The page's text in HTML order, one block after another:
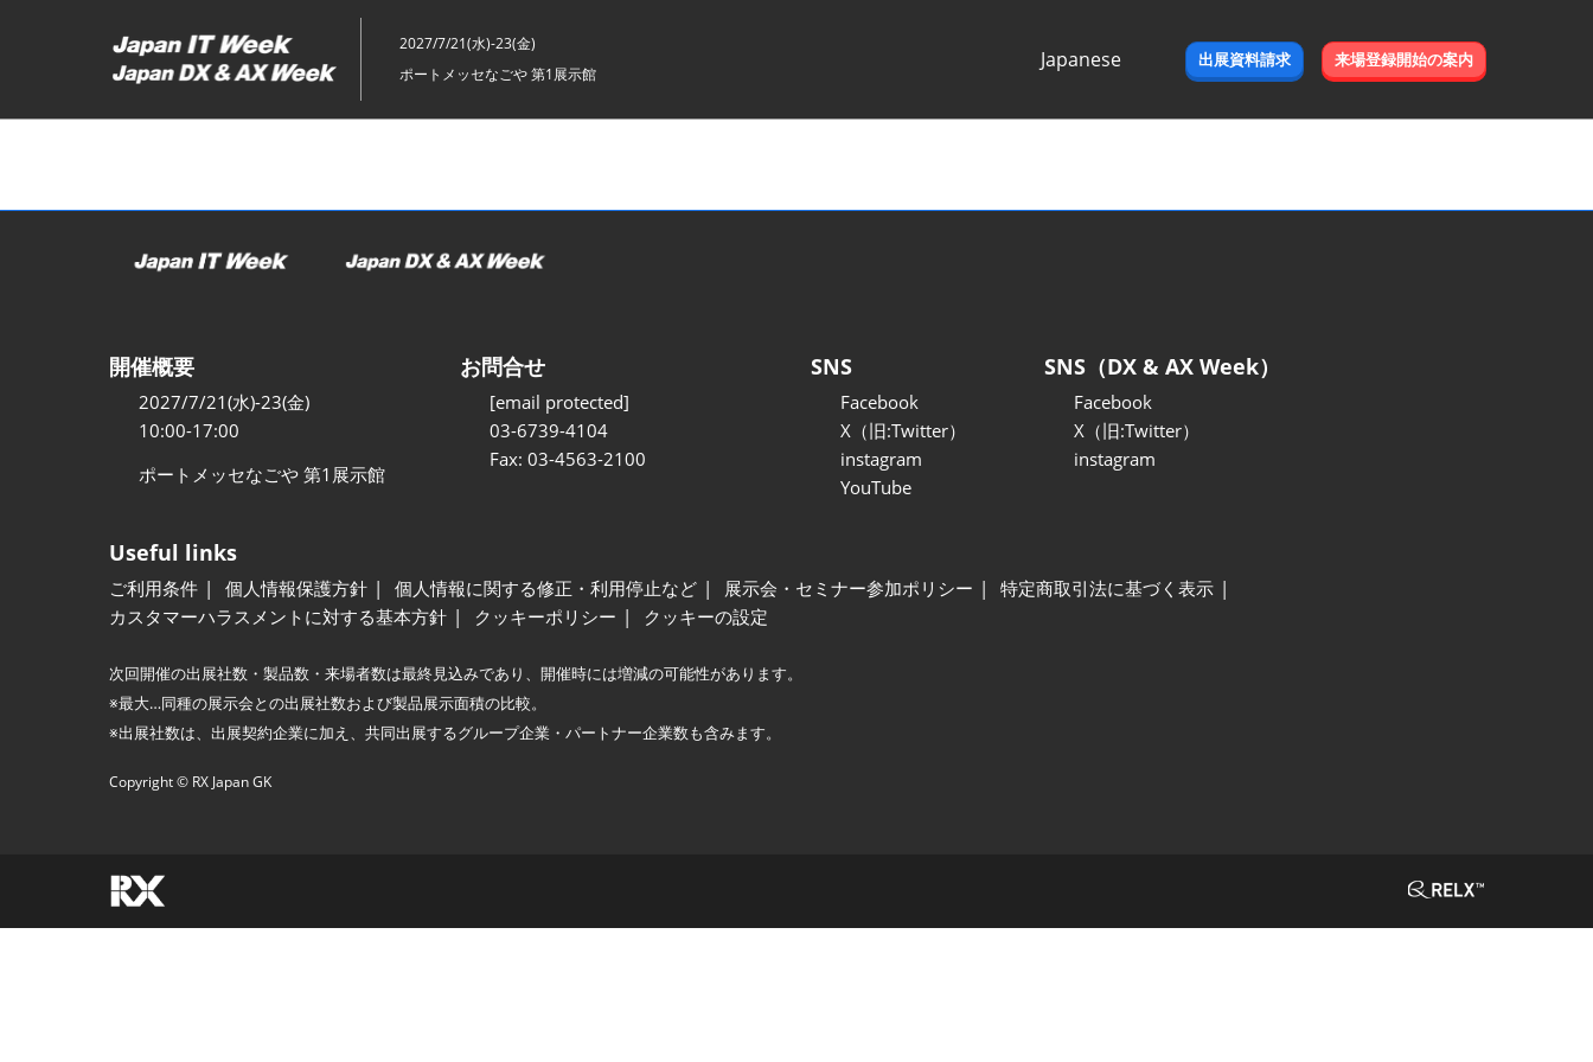
キ
ッ
2027/7/21(水)-23(金)
ポートメッセなごや 第1展示館
Japanese
出展資料請求 来場登録開始の案内
開催概要
2027/7/21(水)-23(金)
10:00-17:00
ポートメッセなごや 第1展示館
お問合せ
[email protected]
03-6739-4104
Fax: 03-4563-2100
SNS
Facebook
X（旧:Twitter）
instagram
YouTube
SNS（DX & AX Week）
Facebook
X（旧:Twitter）
instagram
Useful links
ご利用条件 個人情報保護方針 個人情報に関する修正・利用停止など 展示会・セミナー参加ポリシー
特定商取引法に基づく表示
カスタマーハラスメントに対する基本方針
クッキーポリシー クッキーの設定
次回開催の出展社数・製品数・来場者数は最終見込みであり、開催時には増減の可能性があります。
※最大…同種の展示会との出展社数および製品展示面積の比較。
※出展社数は、出展契約企業に加え、共同出展するグループ企業・パートナー企業数も含みます。
Copyright © RX Japan GK